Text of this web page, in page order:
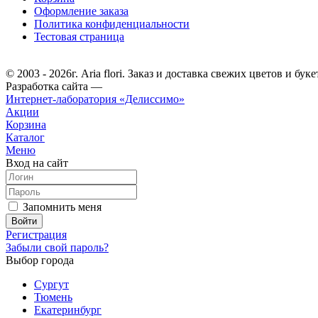
Оформление заказа
Политика конфиденциальности
Тестовая страница
© 2003 - 2026г. Aria flori. Заказ и доставка свежих цветов и
Разработка сайта —
Интернет-лаборатория «Делиссимо»
Акции
Корзина
Каталог
Меню
Вход на сайт
Запомнить меня
Регистрация
Забыли свой пароль?
Выбор города
Сургут
Тюмень
Екатеринбург